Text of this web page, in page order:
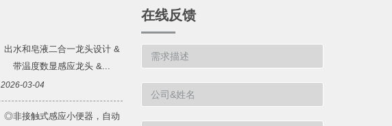
出水和皂液二合一龙头设计 &
带温度数显感应龙头 &...
2026-03-04
◎非接触式感应小便器，自动
在线反馈